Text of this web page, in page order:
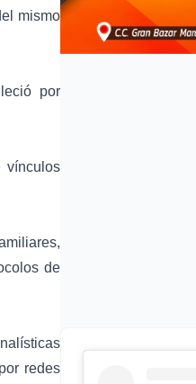
mismo
por
vínculos
de
redes